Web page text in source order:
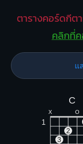
ตารางคอร์ดกีต
คลิกที่
แ
C
X O
1
2
3